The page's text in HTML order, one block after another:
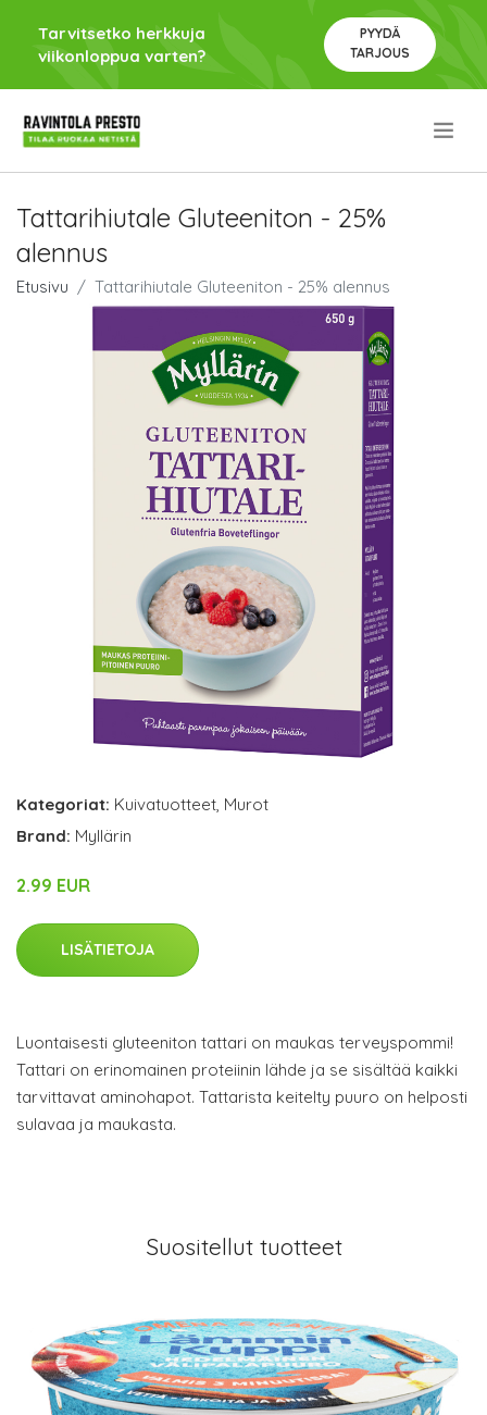
Tarvitsetko herkkuja
viikonloppua varten?
PYYDÄ
TARJOUS
Tattarihiutale Gluteeniton - 25%
alennus
Etusivu Tattarihiutale Gluteeniton - 25% alennus
Kategoriat: Kuivatuotteet, Murot
Brand: Myllärin
2.99 EUR
LISÄTIETOJA
Luontaisesti gluteeniton tattari on maukas terveyspommi!
Tattari on erinomainen proteiinin lähde ja se sisältää kaikki
tarvittavat aminohapot. Tattarista keitelty puuro on helposti
sulavaa ja maukasta.
Suositellut tuotteet